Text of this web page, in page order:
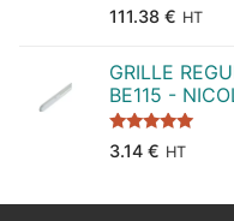
Note5.00
sur 5
111.38 € HT
GRILLE
BE115 -
Note 5.00
sur 5
3.14 € HT